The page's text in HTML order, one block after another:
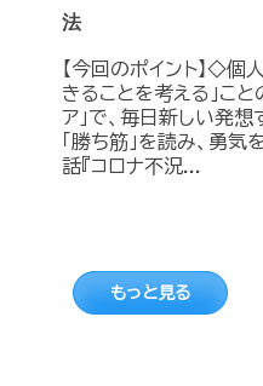
法
【今回のポイント】◇個
きることを考える」こ
ア」で、毎日新しい発
「勝ち筋」を読み、勇
話『コロナ不況...
もっと見る